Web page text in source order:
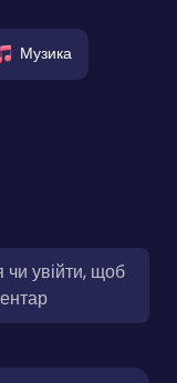
Музика
чи увійти, щоб